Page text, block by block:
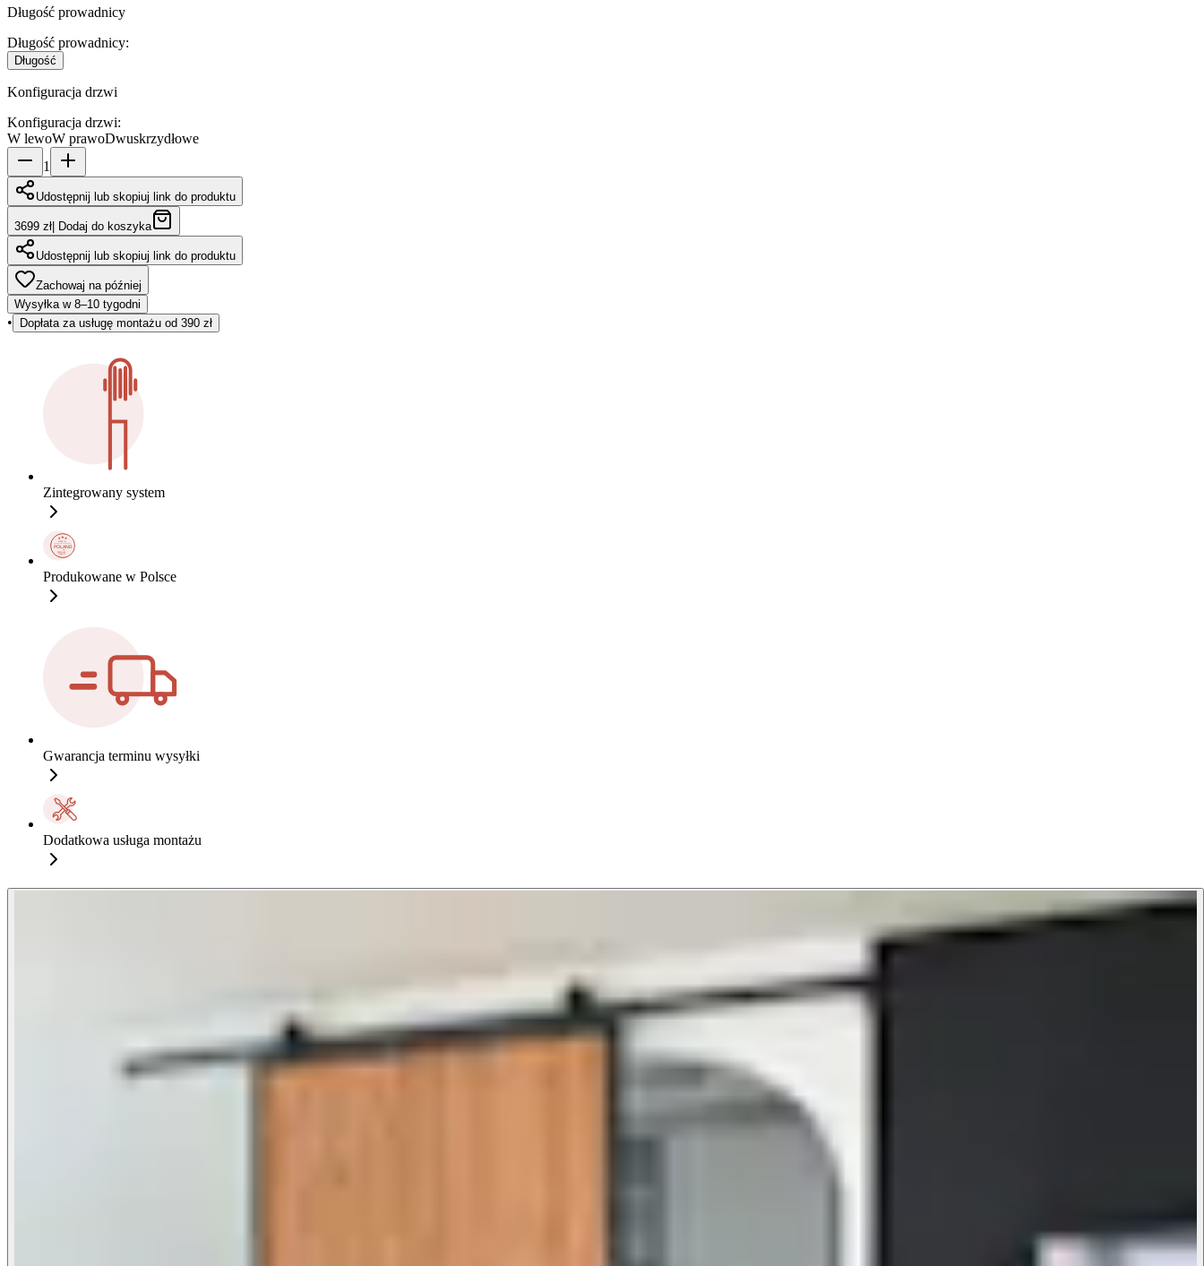
Długość prowadnicy
Długość prowadnicy:
Długość
Konfiguracja drzwi
Konfiguracja drzwi:
W lewoW prawoDwuskrzydłowe
1
Udostępnij lub skopiuj link do produktu
3699 zł| Dodaj do koszyka
Udostępnij lub skopiuj link do produktu
Zachowaj na później
Wysyłka w 8–10 tygodni
• Dopłata za usługę montażu od 390 zł
Zintegrowany system
Produkowane w Polsce
Gwarancja terminu wysyłki
Dodatkowa usługa montażu